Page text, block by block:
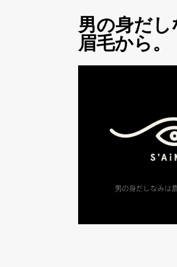
男の身だ
眉毛から。